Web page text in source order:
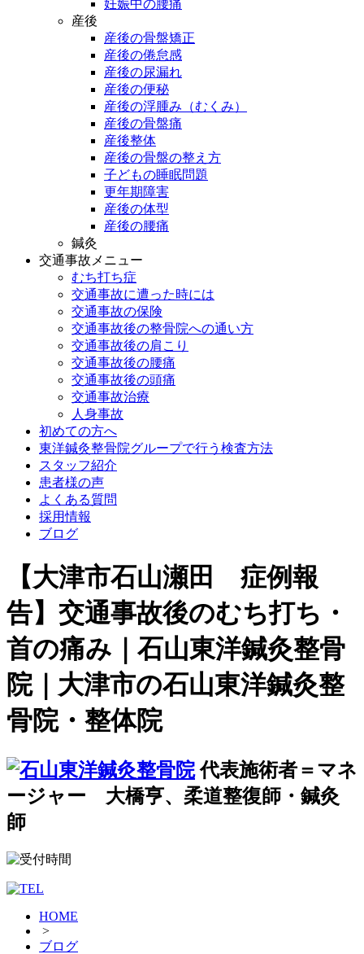
妊娠中の腰痛
産後
産後の骨盤矯正
産後の倦怠感
産後の尿漏れ
産後の便秘
産後の浮腫み（むくみ）
産後の骨盤痛
産後整体
産後の骨盤の整え方
子どもの睡眠問題
更年期障害
産後の体型
産後の腰痛
鍼灸
交通事故メニュー
むち打ち症
交通事故に遭った時には
交通事故の保険
交通事故後の整骨院への通い方
交通事故後の肩こり
交通事故後の腰痛
交通事故後の頭痛
交通事故治療
人身事故
初めての方へ
東洋鍼灸整骨院グループで行う検査方法
スタッフ紹介
患者様の声
よくある質問
採用情報
ブログ
【大津市石山瀬田 症例報
告】交通事故後のむち打ち・
首の痛み｜石山東洋鍼灸整骨
院｜大津市の石山東洋鍼灸整
骨院・整体院
代表施術者＝マネ
ージャー 大橋亨、柔道整復師・鍼灸
師
HOME
>
ブログ